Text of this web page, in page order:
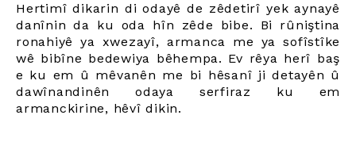
Hertimî dikarin di odayê de zêdetirî yek aynayê
danînin da ku oda hîn zêde bibe. Bi rûniştina
ronahiyê ya xwezayî, armanca me ya sofîstîke
wê bibîne bedewiya bêhempa. Ev rêya herî baş
e ku em û mêvanên me bi hêsanî ji detayên û
dawînandinên odaya serfiraz ku em
armanckirine, hêvî dikin.